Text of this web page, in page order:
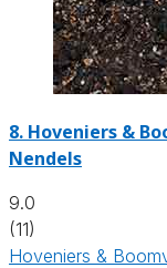
8. Hoveniers &
Nendels
9.0
(11)
Hoveniers &